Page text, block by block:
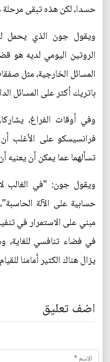
حسدا، لكن هذه تبقى
ويقول جون الذي يحمل
الروتين اليومي لديه هو
المسائل الخارجية، مثل
باتريك أكثر على المسائل
وفي أوقات الفراغ،
فرانسيسكو على الأغلب
تسألهما عما يمكن أن يعنيه
ويقول جون: "في الغالب
حسابية على الآلة
مبني على الاستمرار في
في فضاء تنافسي للغاية،
يزال هناك الكثير أمامنا
اضف تعليق